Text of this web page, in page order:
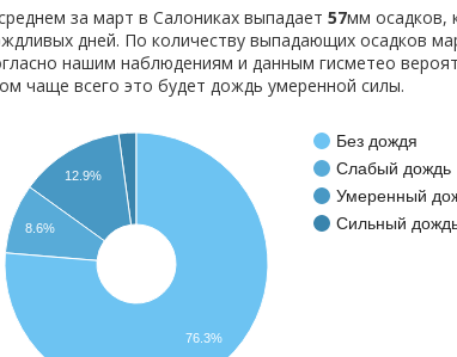
за март в Салониках выпадает 57мм осадков,
дней. По количеству выпадающих осадков
нашим наблюдениям и данным гисметео
чаще всего это будет дождь умеренной силы.
Без дождя
Слабый дождь
Умеренный
Сильный
12.9%
8.6%
76.3%